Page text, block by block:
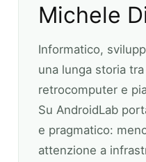
Michele
Informatico,
una lunga storia
retrocomputer e
Su AndroidLab
e pragmatico:
attenzione a